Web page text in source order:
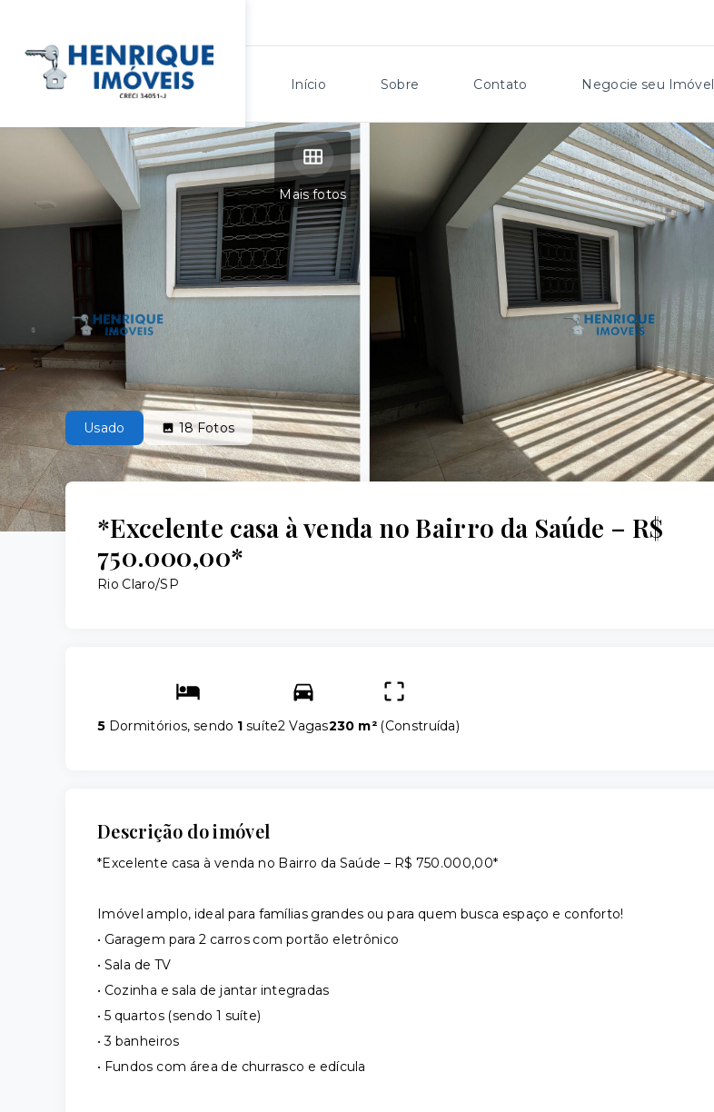
Início Sobre Contato Negocie seu Imóvel
Mais fotos
Usado 18Fotos
*Excelente casa à venda no Bairro da Saúde – R$
750.000,00*
Rio Claro/SP
5 Dormitórios, sendo 1 suíte2 Vagas230 m² (Construída)
Descrição do imóvel
*Excelente casa à venda no Bairro da Saúde – R$ 750.000,00*
Imóvel amplo, ideal para famílias grandes ou para quem busca espaço e conforto!
• Garagem para 2 carros com portão eletrônico
• Sala de TV
• Cozinha e sala de jantar integradas
• 5 quartos (sendo 1 suíte)
• 3 banheiros
• Fundos com área de churrasco e edícula